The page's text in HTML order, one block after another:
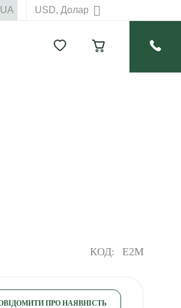
USD, Долар
UA
КОД: E2M
ПРО НАЯВНІСТЬ